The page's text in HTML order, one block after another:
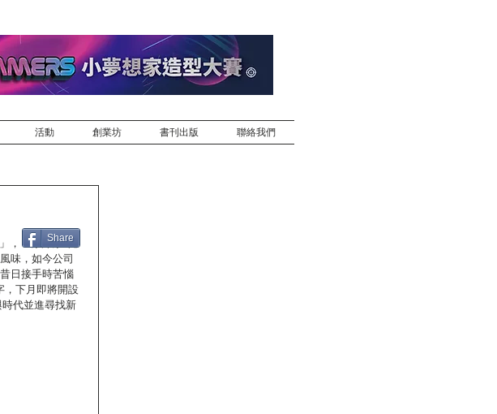
活動 創業坊 書刊出版 聯絡我們
，「原汁原味」
味，如今公司
日接手時苦惱
，下月即將開設
代並進尋找新
Share